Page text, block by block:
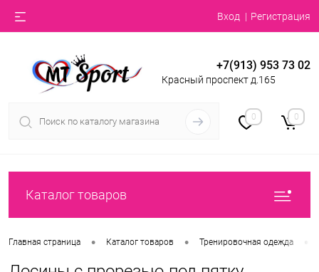
Вход Регистрация
+7(913) 953 73 02
Красный проспект д.165
0 0
Каталог товаров
Главная страница • Каталог товаров • Тренировочная одежда